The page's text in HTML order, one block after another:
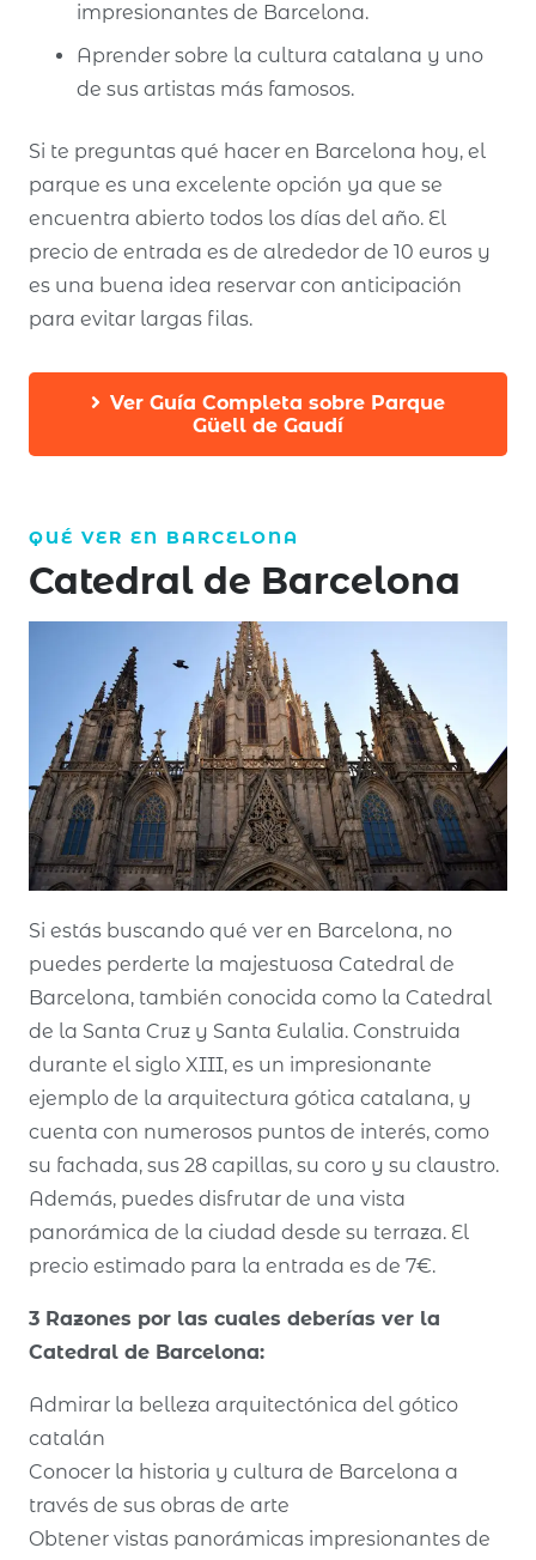
impresionantes de Barcelona.
Aprender sobre la cultura catalana y uno
de sus artistas más famosos.
Si te preguntas qué hacer en Barcelona hoy, el
parque es una excelente opción ya que se
encuentra abierto todos los días del año. El
precio de entrada es de alrededor de 10 euros y
es una buena idea reservar con anticipación
para evitar largas filas.
Ver Guía Completa sobre Parque
Güell de Gaudí
QUÉ VER EN BARCELONA
Catedral de Barcelona
Si estás buscando qué ver en Barcelona, no
puedes perderte la majestuosa Catedral de
Barcelona, también conocida como la Catedral
de la Santa Cruz y Santa Eulalia. Construida
durante el siglo XIII, es un impresionante
ejemplo de la arquitectura gótica catalana, y
cuenta con numerosos puntos de interés, como
su fachada, sus 28 capillas, su coro y su claustro.
Además, puedes disfrutar de una vista
panorámica de la ciudad desde su terraza. El
precio estimado para la entrada es de 7€.
3 Razones por las cuales deberías ver la
Catedral de Barcelona:
Admirar la belleza arquitectónica del gótico
catalán
Conocer la historia y cultura de Barcelona a
través de sus obras de arte
Obtener vistas panorámicas impresionantes de